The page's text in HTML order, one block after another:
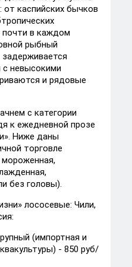
от каспийских бычков
почти в каждом
рыбный
с невысокими
и рядовые
с категории
к ежедневной прозе
Ниже даны
торговле
без головы).
лососевые: Чили,
(импортная и
- 850 руб/